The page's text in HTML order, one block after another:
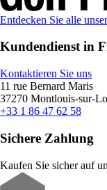
Entdecken Sie alle
Kundendienst in
Kontaktieren Sie uns
11 rue Bernard Maris
37270 Montlouis-sur-
+33 1 86 47 62 58
Sichere Zahlung
Kaufen Sie sicher auf